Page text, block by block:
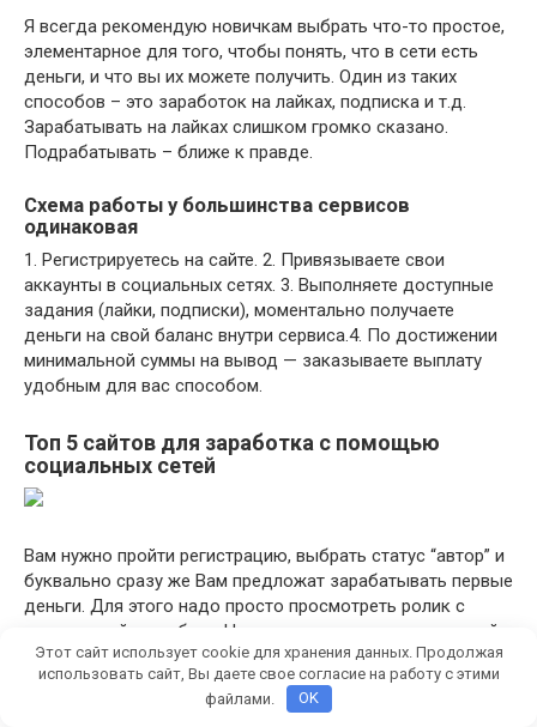
Я всегда рекомендую новичкам выбрать что-то простое,
элементарное для того, чтобы понять, что в сети есть
деньги, и что вы их можете получить. Один из таких
способов – это заработок на лайках, подписка и т.д.
Зарабатывать на лайках слишком громко сказано.
Подрабатывать – ближе к правде.
Схема работы у большинства сервисов
одинаковая
1. Регистрируетесь на сайте. 2. Привязываете свои
аккаунты в социальных сетях. 3. Выполняете доступные
задания (лайки, подписки), моментально получаете
деньги на свой баланс внутри сервиса.4. По достижении
минимальной суммы на вывод — заказываете выплату
удобным для вас способом.
Топ 5 сайтов для заработка с помощью
социальных сетей
Вам нужно пройти регистрацию, выбрать статус “автор” и
буквально сразу же Вам предложат зарабатывать первые
деньги. Для этого надо просто просмотреть ролик с
инструкцией по работе. Ниже прикрепил пример заданий и
оплаты за выполнение.
Этот сайт использует cookie для хранения данных. Продолжая
использовать сайт, Вы даете свое согласие на работу с этими
файлами.
OK